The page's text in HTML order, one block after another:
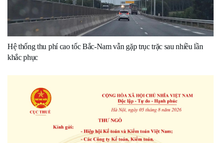
Hệ thống thu phí cao tốc Bắc-Nam vẫn gặp trục trặc sau nhiều lần
khắc phục